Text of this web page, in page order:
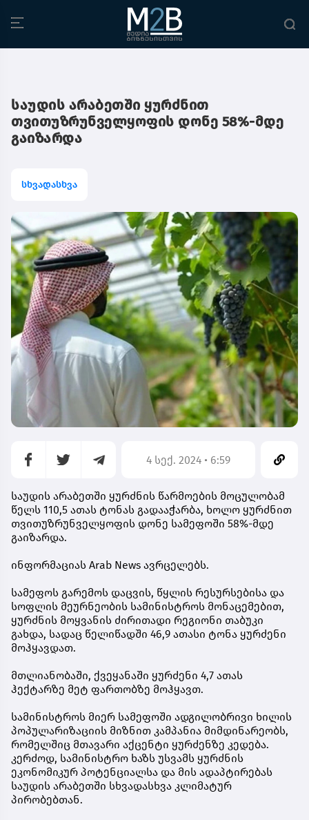
საუდის არაბეთში ყურძნით
თვითუზრუნველყოფის დონე 58%-მდე
გაიზარდა
სხვადასხვა
4 სექ. 2024 • 6:59
საუდის არაბეთში ყურძნის წარმოების მოცულობამ
წელს 110,5 ათას ტონას გადააჭარბა, ხოლო ყურძნით
თვითუზრუნველყოფის დონე სამეფოში 58%-მდე
გაიზარდა.
ინფორმაციას Arab News ავრცელებს.
სამეფოს გარემოს დაცვის, წყლის რესურსებისა და
სოფლის მეურნეობის სამინისტროს მონაცემებით,
ყურძნის მოყვანის ძირითადი რეგიონი თაბუკი
გახდა, სადაც წელიწადში 46,9 ათასი ტონა ყურძენი
მოჰყავდათ.
მთლიანობაში, ქვეყანაში ყურძენი 4,7 ათას
ჰექტარზე მეტ ფართობზე მოჰყავთ.
სამინისტროს მიერ სამეფოში ადგილობრივი ხილის
პოპულარიზაციის მიზნით კამპანია მიმდინარეობს,
რომელშიც მთავარი აქცენტი ყურძენზე კედება.
კერძოდ, სამინისტრო ხაზს უსვამს ყურძნის
ეკონომიკურ პოტენციალსა და მის ადაპტირებას
საუდის არაბეთში სხვადასხვა კლიმატურ
პირობებთან.